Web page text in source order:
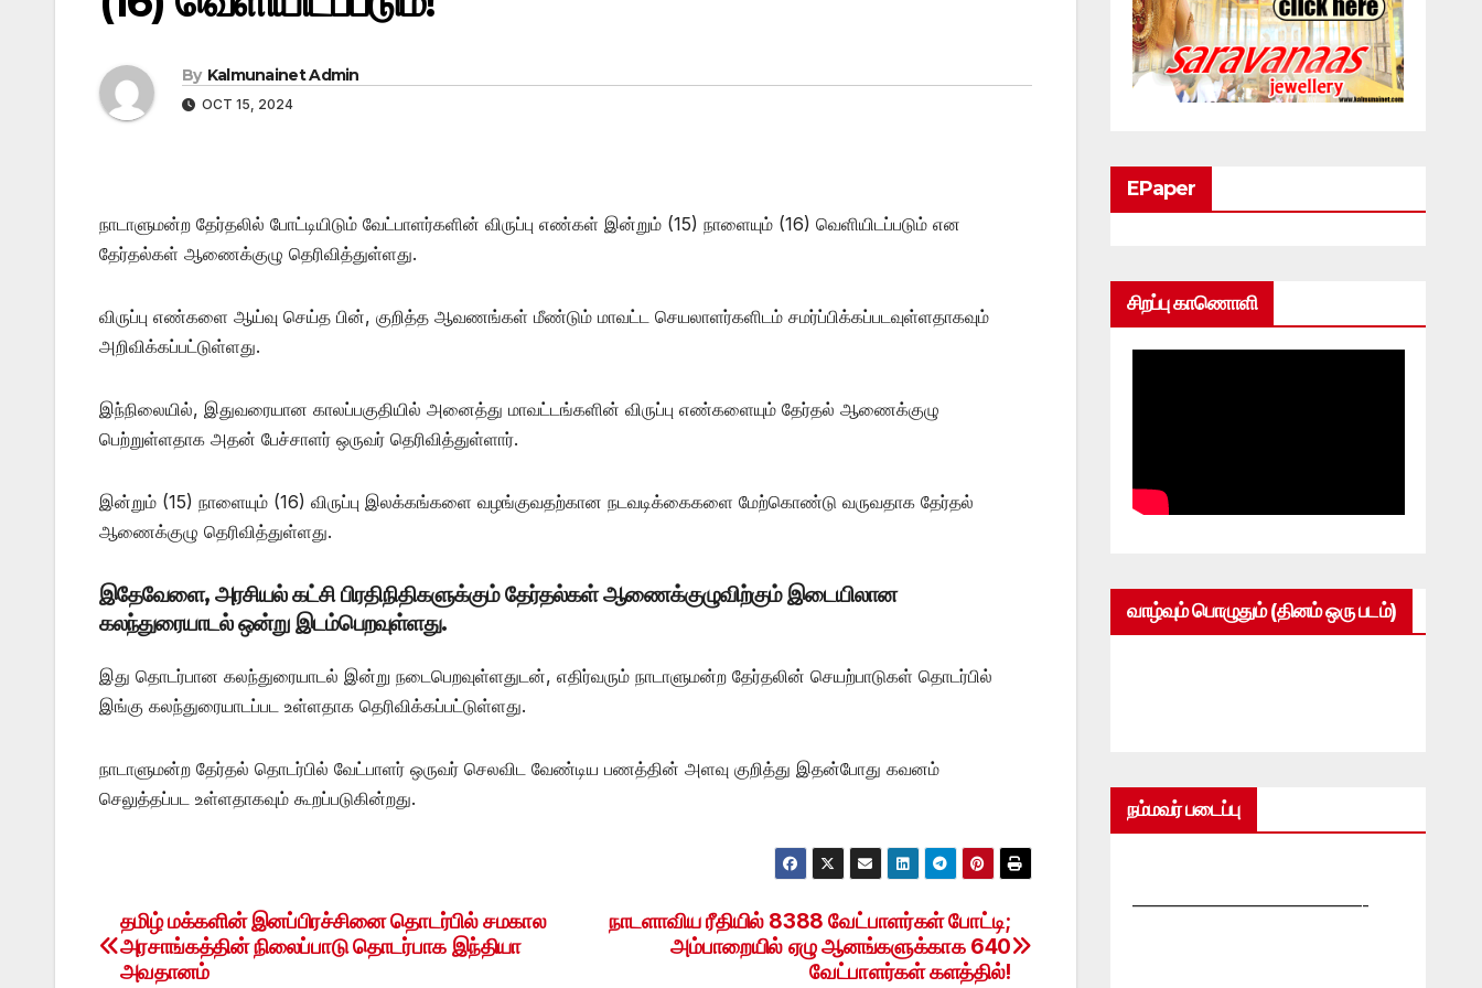
By Kalmunainet Admin
OCT 15, 2024
நாடாளுமன்ற தேர்தலில் போட்டியிடும் வேட்பாளர்களின் விருப்பு எண்கள் இன்றும் (15) நாளையும் (16) வெளியிடப்படும் என
தேர்தல்கள் ஆணைக்குழு தெரிவித்துள்ளது.
விருப்பு எண்களை ஆய்வு செய்த பின், குறித்த ஆவணங்கள் மீண்டும் மாவட்ட செயலாளர்களிடம் சமர்ப்பிக்கப்படவுள்ளதாகவும்
அறிவிக்கப்பட்டுள்ளது.
இந்நிலையில், இதுவரையான காலப்பகுதியில் அனைத்து மாவட்டங்களின் விருப்பு எண்களையும் தேர்தல் ஆணைக்குழு
பெற்றுள்ளதாக அதன் பேச்சாளர் ஒருவர் தெரிவித்துள்ளார்.
இன்றும் (15) நாளையும் (16) விருப்பு இலக்கங்களை வழங்குவதற்கான நடவடிக்கைகளை மேற்கொண்டு வருவதாக தேர்தல்
ஆணைக்குழு தெரிவித்துள்ளது.
இதேவேளை, அரசியல் கட்சி பிரதிநிதிகளுக்கும் தேர்தல்கள் ஆணைக்குழுவிற்கும் இடையிலான
கலந்துரையாடல் ஒன்று இடம்பெறவுள்ளது.
இது தொடர்பான கலந்துரையாடல் இன்று நடைபெறவுள்ளதுடன், எதிர்வரும் நாடாளுமன்ற தேர்தலின் செயற்பாடுகள் தொடர்பில்
இங்கு கலந்துரையாடப்பட உள்ளதாக தெரிவிக்கப்பட்டுள்ளது.
நாடாளுமன்ற தேர்தல் தொடர்பில் வேட்பாளர் ஒருவர் செலவிட வேண்டிய பணத்தின் அளவு குறித்து இதன்போது கவனம்
செலுத்தப்பட உள்ளதாகவும் கூறப்படுகின்றது.
Post
navigation
நாடளாவிய ரீதியில் 8388 வேட்பாளர்கள் போட்டி;
அம்பாறையில் ஏழு ஆனங்களுக்காக 640
வேட்பாளர்கள் களத்தில்!
தமிழ் மக்களின் இனப்பிரச்சினை தொடர்பில் சமகால
அரசாங்கத்தின் நிலைப்பாடு தொடர்பாக இந்தியா
அவதானம்
EPaper
சிறப்பு காணொளி
வாழ்வும் பொழுதும் (தினம் ஒரு படம்)
நம்மவர் படைப்பு
—————————————-